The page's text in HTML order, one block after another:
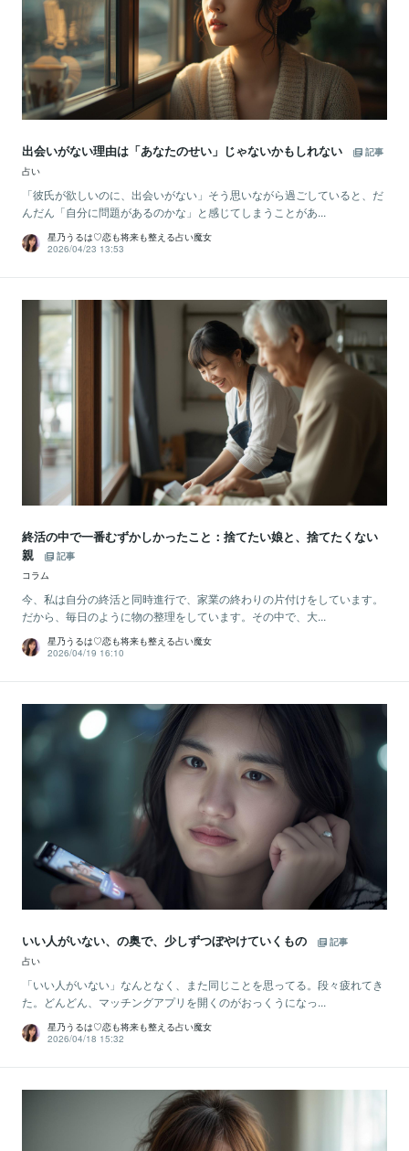
出会いがない理由は「あなたのせい」じゃないかもしれない
記事
占い
「彼氏が欲しいのに、出会いがない」そう思いながら過ごしていると、だ
んだん「自分に問題があるのかな」と感じてしまうことがあ...
星乃うるは♡恋も将来も整える占い魔女
2026/04/23 13:53
終活の中で一番むずかしかったこと：捨てたい娘と、捨てたくない
親
記事
コラム
今、私は自分の終活と同時進行で、家業の終わりの片付けをしています。
だから、毎日のように物の整理をしています。その中で、大...
星乃うるは♡恋も将来も整える占い魔女
2026/04/19 16:10
いい人がいない、の奥で、少しずつぼやけていくもの
記事
占い
「いい人がいない」なんとなく、また同じことを思ってる。段々疲れてき
た。どんどん、マッチングアプリを開くのがおっくうになっ...
星乃うるは♡恋も将来も整える占い魔女
2026/04/18 15:32